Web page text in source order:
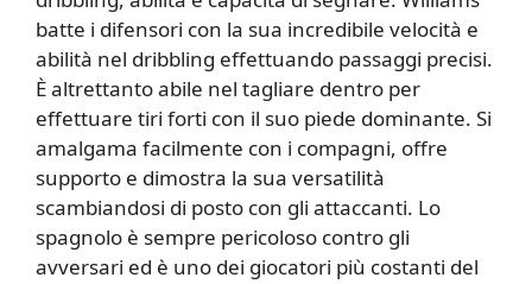
batte i difensori con la sua incredibile velocità e
abilità nel dribbling effettuando passaggi precisi.
È altrettanto abile nel tagliare dentro per
effettuare tiri forti con il suo piede dominante. Si
amalgama facilmente con i compagni, offre
supporto e dimostra la sua versatilità
scambiandosi di posto con gli attaccanti. Lo
spagnolo è sempre pericoloso contro gli
avversari ed è uno dei giocatori più costanti del